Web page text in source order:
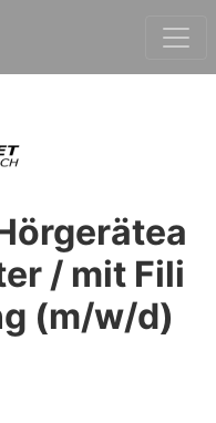
/ mit Fili
(m/w/d)